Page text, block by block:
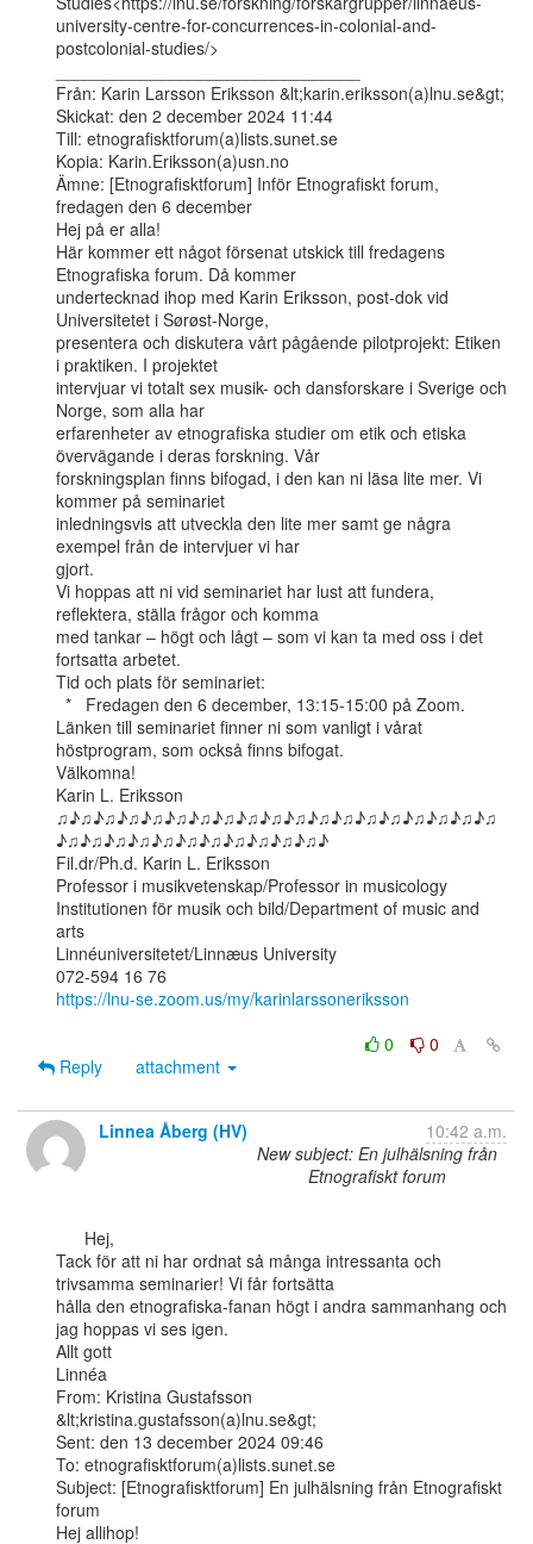
university-centre-for-concurrences-in-colonial-and-
postcolonial-studies/>
Från: Karin Larsson Eriksson &lt;karin.eriksson(a)lnu.se&gt;
Skickat: den 2 december 2024 11:44
Till: etnografisktforum(a)lists.sunet.se
Kopia: Karin.Eriksson(a)usn.no
Ämne: [Etnografisktforum] Inför Etnografiskt forum,
fredagen den 6 december
Hej på er alla!
Här kommer ett något försenat utskick till fredagens
Etnografiska forum. Då kommer
undertecknad ihop med Karin Eriksson, post-dok vid
Universitetet i Sørøst-Norge,
presentera och diskutera vårt pågående pilotprojekt: Etiken
i praktiken. I projektet
intervjuar vi totalt sex musik- och dansforskare i Sverige och
Norge, som alla har
erfarenheter av etnografiska studier om etik och etiska
övervägande i deras forskning. Vår
forskningsplan finns bifogad, i den kan ni läsa lite mer. Vi
kommer på seminariet
inledningsvis att utveckla den lite mer samt ge några
exempel från de intervjuer vi har
gjort.
Vi hoppas att ni vid seminariet har lust att fundera,
reflektera, ställa frågor och komma
med tankar – högt och lågt – som vi kan ta med oss i det
fortsatta arbetet.
Tid och plats för seminariet:
Länken till seminariet finner ni som vanligt i vårat
höstprogram, som också finns bifogat.
Välkomna!
Karin L. Eriksson
♫♪♫♪♫♪♫♪♫♪♫♪♫♪♫♪♫♪♫♪♫♪♫♪♫♪♫♪♫♪♫♪♫♪♫♪♫
♪♫♪♫♪♫♪♫♪♫♪♫♪♫♪♫♪♫♪♫♪♫♪
Fil.dr/Ph.d. Karin L. Eriksson
Professor i musikvetenskap/Professor in musicology
Institutionen för musik och bild/Department of music and
arts
Linnéuniversitetet/Linnæus University
https://lnu-se.zoom.us/my/karinlarssoneriksson
0
0
Reply
attachment
Linnea Åberg (HV)
10:42 a.m.
New subject: En julhälsning från
Etnografiskt forum
Tack för att ni har ordnat så många intressanta och
trivsamma seminarier! Vi får fortsätta
hålla den etnografiska-fanan högt i andra sammanhang och
jag hoppas vi ses igen.
Allt gott
Linnéa
From: Kristina Gustafsson
&lt;kristina.gustafsson(a)lnu.se&gt;
Sent: den 13 december 2024 09:46
To: etnografisktforum(a)lists.sunet.se
Subject: [Etnografisktforum] En julhälsning från Etnografiskt
forum
Hej allihop!